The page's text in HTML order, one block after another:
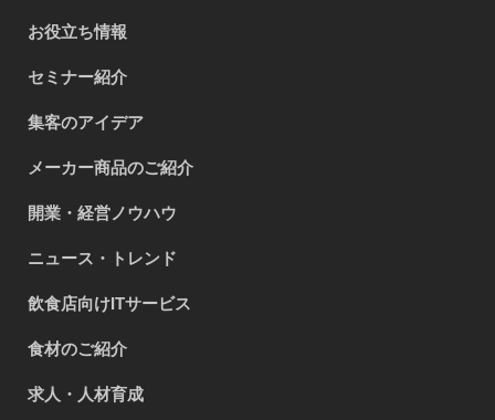
お役立ち情報
セミナー紹介
集客のアイデア
メーカー商品のご紹介
開業・経営ノウハウ
ニュース・トレンド
飲食店向けITサービス
食材のご紹介
求人・人材育成